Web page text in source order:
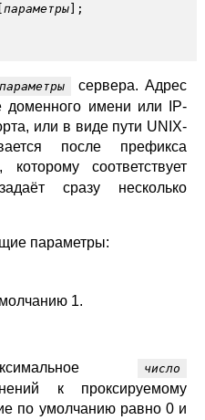
параметры ];
параметры
сервера. Адрес
доменного имени или IP-
или в виде пути UNIX-
после префикса
соответствует
сразу несколько
параметры:
1.
число
к проксируемому
по умолчанию равно 0 и